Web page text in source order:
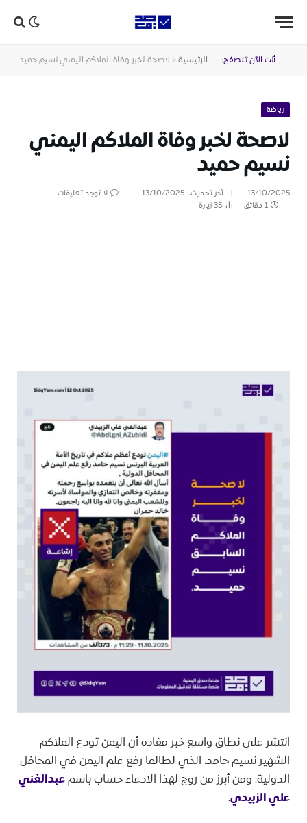
أنت الآن تتصفح: الرئيسية » لاصحة لخبر وفاة الملاكم اليمني نسيم حميد
رياضة
لاصحة لخبر وفاة الملاكم اليمني
نسيم حميد
13/10/2025 آخر تحديث: 13/10/2025
لا توجد تعليقات
1 دقائق
35زيارة
انتشر على نطاق واسع خبر مفاده أن اليمن تودع الملاكم
الشهير نسيم حامد، الذي لطالما رفع علم اليمن في المحافل
الدولية. ومن أبرز من روج لهذا الادعاء حساب باسمعبدالغني
علي الزبيدي.